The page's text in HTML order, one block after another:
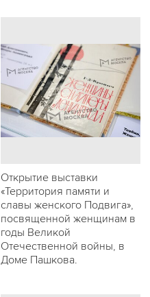
Открытие выставки
«Территория памяти и
славы женского Подвига»,
посвященной женщинам в
годы Великой
Отечественной войны, в
Доме Пашкова.